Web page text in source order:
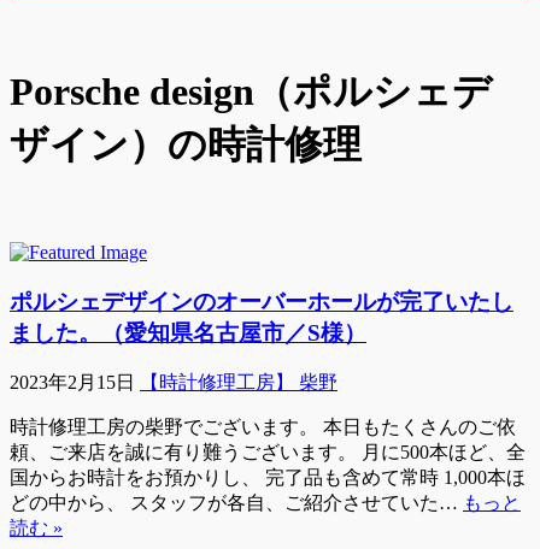
Porsche design（ポルシェデ
ザイン）の時計修理
ポルシェデザインのオーバーホールが完了いたし
ました。（愛知県名古屋市／S様）
2023年2月15日 【時計修理工房】 柴野
時計修理工房の柴野でございます。 本日もたくさんのご依
頼、ご来店を誠に有り難うございます。 月に500本ほど、全
国からお時計をお預かりし、 完了品も含めて常時 1,000本ほ
どの中から、 スタッフが各自、ご紹介させていた… もっと
読む »